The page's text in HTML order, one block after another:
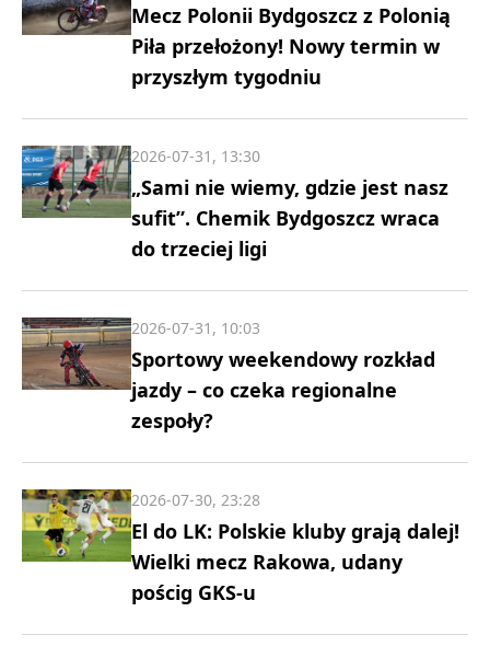
Mecz Polonii Bydgoszcz z Polonią
Piła przełożony! Nowy termin w
przyszłym tygodniu
„Sami nie wiemy, gdzie jest nasz
sufit”. Chemik Bydgoszcz wraca
do trzeciej ligi
2026-07-31, 13:30
Sportowy weekendowy rozkład
jazdy – co czeka regionalne
zespoły?
2026-07-31, 10:03
El do LK: Polskie kluby grają dalej!
Wielki mecz Rakowa, udany
pościg GKS-u
2026-07-30, 23:28